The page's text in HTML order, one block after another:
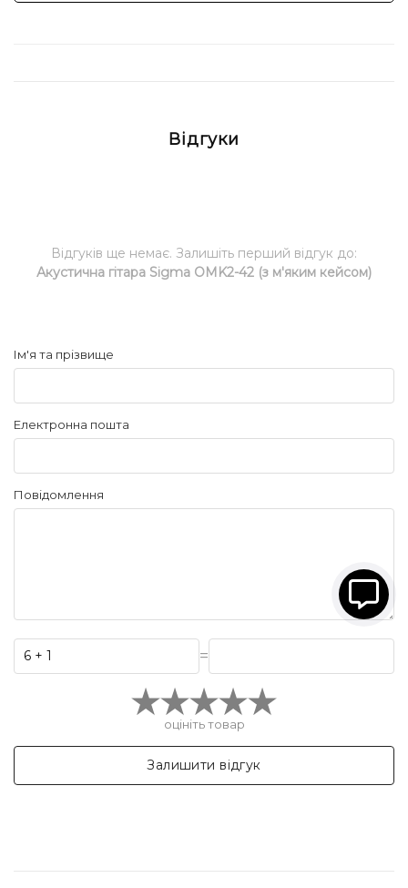
Відгуки
Відгуків ще немає. Залишіть перший відгук до:
Акустична гітара Sigma OMK2-42 (з м'яким кейсом)
Ім'я та прізвище
Електронна пошта
Повідомлення
=
оцініть товар
Залишити відгук